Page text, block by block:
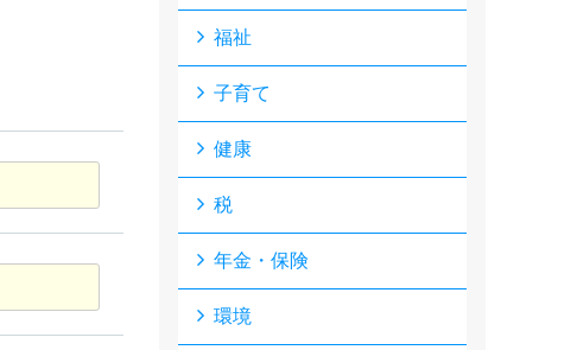
福祉
子育て
健康
税
年金・保険
環境